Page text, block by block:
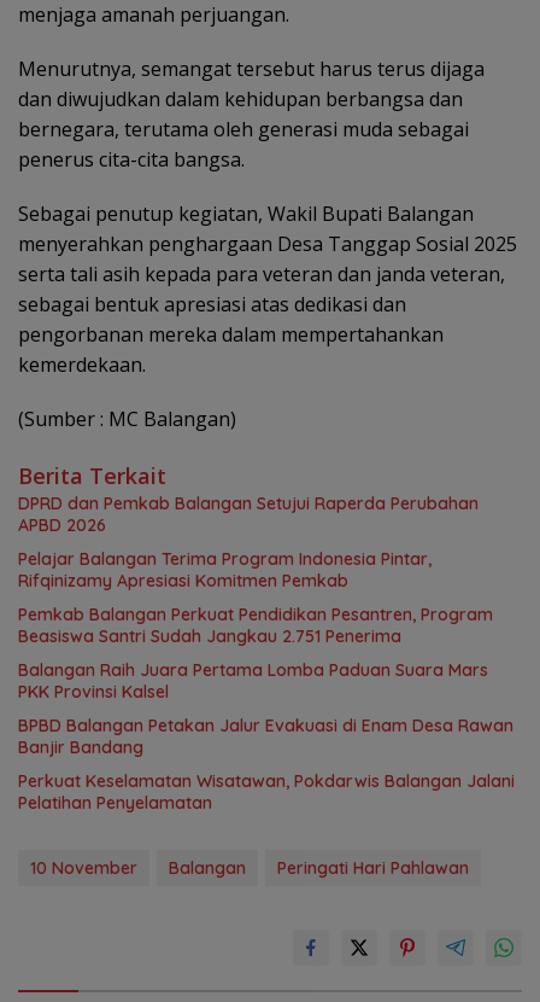
menjaga amanah perjuangan.
Menurutnya, semangat tersebut harus terus dijaga
dan diwujudkan dalam kehidupan berbangsa dan
bernegara, terutama oleh generasi muda sebagai
penerus cita-cita bangsa.
Sebagai penutup kegiatan, Wakil Bupati Balangan
menyerahkan penghargaan Desa Tanggap Sosial 2025
serta tali asih kepada para veteran dan janda veteran,
sebagai bentuk apresiasi atas dedikasi dan
pengorbanan mereka dalam mempertahankan
kemerdekaan.
(Sumber : MC Balangan)
Berita Terkait
DPRD dan Pemkab Balangan Setujui Raperda Perubahan
APBD 2026
Pelajar Balangan Terima Program Indonesia Pintar,
Rifqinizamy Apresiasi Komitmen Pemkab
Pemkab Balangan Perkuat Pendidikan Pesantren, Program
Beasiswa Santri Sudah Jangkau 2.751 Penerima
Balangan Raih Juara Pertama Lomba Paduan Suara Mars
PKK Provinsi Kalsel
BPBD Balangan Petakan Jalur Evakuasi di Enam Desa Rawan
Banjir Bandang
Perkuat Keselamatan Wisatawan, Pokdarwis Balangan Jalani
Pelatihan Penyelamatan
10 November Balangan Peringati Hari Pahlawan